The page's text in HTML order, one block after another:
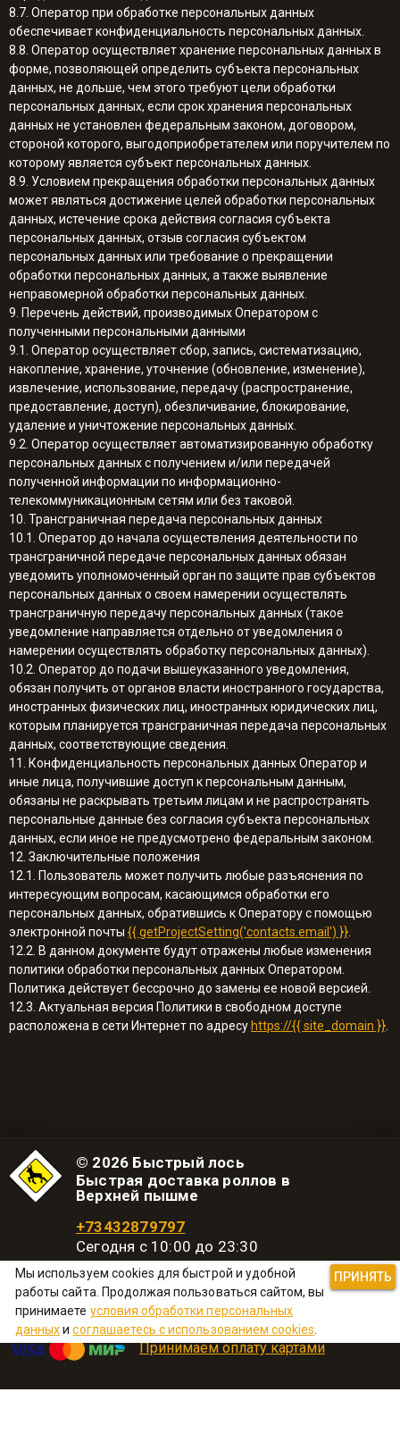
8.7. Оператор при обработке персональных данных
обеспечивает конфиденциальность персональных данных.
8.8. Оператор осуществляет хранение персональных данных в
форме, позволяющей определить субъекта персональных
данных, не дольше, чем этого требуют цели обработки
персональных данных, если срок хранения персональных
данных не установлен федеральным законом, договором,
стороной которого, выгодоприобретателем или поручителем по
которому является субъект персональных данных.
8.9. Условием прекращения обработки персональных данных
может являться достижение целей обработки персональных
данных, истечение срока действия согласия субъекта
персональных данных, отзыв согласия субъектом
персональных данных или требование о прекращении
обработки персональных данных, а также выявление
неправомерной обработки персональных данных.
9. Перечень действий, производимых Оператором с
полученными персональными данными
9.1. Оператор осуществляет сбор, запись, систематизацию,
накопление, хранение, уточнение (обновление, изменение),
извлечение, использование, передачу (распространение,
предоставление, доступ), обезличивание, блокирование,
удаление и уничтожение персональных данных.
9.2. Оператор осуществляет автоматизированную обработку
персональных данных с получением и/или передачей
полученной информации по информационно-
телекоммуникационным сетям или без таковой.
10. Трансграничная передача персональных данных
10.1. Оператор до начала осуществления деятельности по
трансграничной передаче персональных данных обязан
уведомить уполномоченный орган по защите прав субъектов
персональных данных о своем намерении осуществлять
трансграничную передачу персональных данных (такое
уведомление направляется отдельно от уведомления о
намерении осуществлять обработку персональных данных).
10.2. Оператор до подачи вышеуказанного уведомления,
обязан получить от органов власти иностранного государства,
иностранных физических лиц, иностранных юридических лиц,
которым планируется трансграничная передача персональных
данных, соответствующие сведения.
11. Конфиденциальность персональных данных Оператор и
иные лица, получившие доступ к персональным данным,
обязаны не раскрывать третьим лицам и не распространять
персональные данные без согласия субъекта персональных
данных, если иное не предусмотрено федеральным законом.
12. Заключительные положения
12.1. Пользователь может получить любые разъяснения по
интересующим вопросам, касающимся обработки его
персональных данных, обратившись к Оператору с помощью
электронной почты {{ getProjectSetting('contacts.email') }}
12.2. В данном документе будут отражены любые изменения
политики обработки персональных данных Оператором.
Политика действует бессрочно до замены ее новой версией.
12.3. Актуальная версия Политики в свободном доступе
расположена в сети Интернет по адресу https://{{ site_domain }}
© 2026 Быстрый лось
Быстрая доставка роллов в
Верхней пышме
+73432879797
Сегодня с 10:00 до 23:30
Политика конфиденциальности
Принимаем оплату картами
Мы используем cookies для быстрой и удобной
работы сайта. Продолжая пользоваться сайтом, вы
принимаете условия обработки персональных
данныхисоглашаетесь с использованием cookies
ПРИНЯТЬ